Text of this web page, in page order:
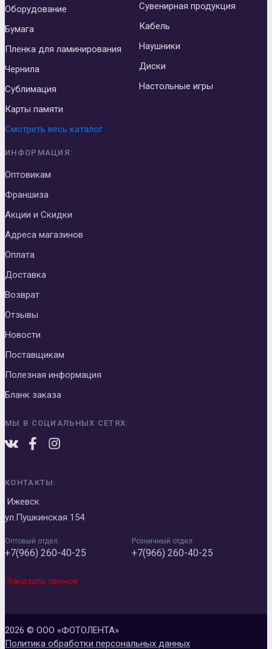
Оборудование
Бумага
Пленка для ламинирования
Чернила
Сублимация
Карты памяти
Сувенирная продукция
Кабель
Наушники
Диски
Настольные игры
Смотреть весь каталог
ИНФОРМАЦИЯ:
Оптовикам
Франшиза
Акции и Скидки
Адреса магазинов
Оплата
Доставка
Возврат
Отзывы
Новости
Поставщикам
Полезная информация
Бланк заказа
МЫ В СОЦИАЛЬНЫХ СЕТЯХ:
КОНТАКТЫ:
Ижевск
ул.Пушкинская 154
Оптовый отдел:
+7(966) 260-40-25
Розничный отдел:
+7(966) 260-40-25
Заказать звонок
2026 © ООО «ФОТОЛЕНТА»
Политика обработки персональных данных